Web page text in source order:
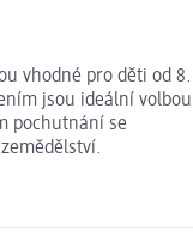
vhodné pro děti od 8.
jsou ideální volbou
pochutnání se